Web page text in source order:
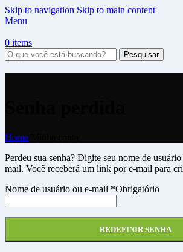
Skip to navigation Skip to main content
Menu
0 items
Pesquisar
Home
Perdeu sua senha? Digite seu nome de
mail. Você receberá um link por e-mail para
Nome de usuário ou e-mail *Obrigatório
REDEFINIR SENHA